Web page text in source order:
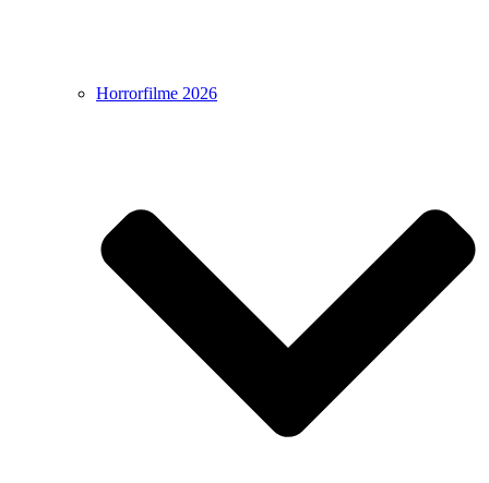
Horrorfilme 2026